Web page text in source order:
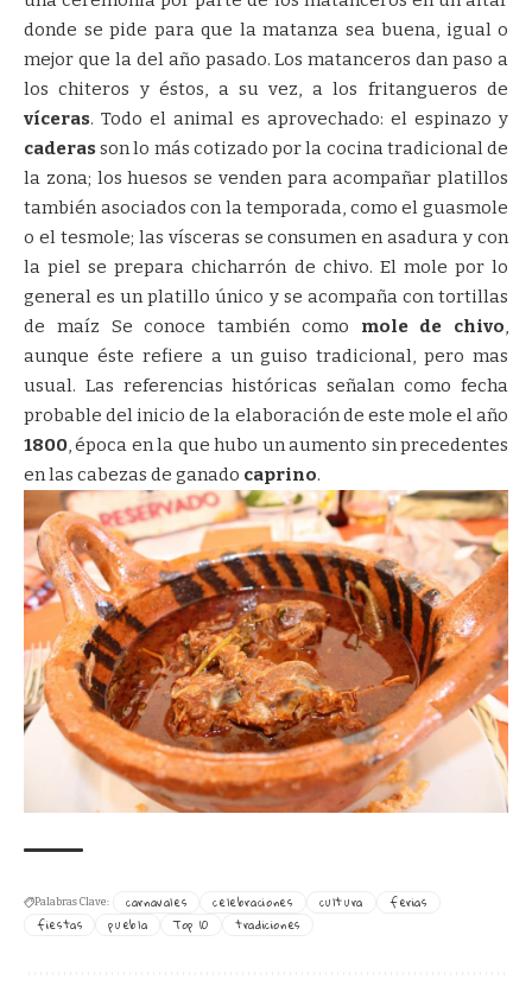
donde se pide para que la matanza sea buena, igual o
mejor que la del año pasado. Los matanceros dan paso a
los chiteros y éstos, a su vez, a los fritangueros de
víceras. Todo el animal es aprovechado: el espinazo y
caderasson lo más cotizado por la cocina tradicional de
la zona; los huesos se venden para acompañar platillos
también asociados con la temporada, como el guasmole
o el tesmole; las vísceras se consumen en asadura y con
la piel se prepara chicharrón de chivo. El mole por lo
general es un platillo único y se acompaña con tortillas
de maíz Se conoce también como mole de chivo,
aunque éste refiere a un guiso tradicional, pero mas
usual. Las referencias históricas señalan como fecha
probable del inicio de la elaboración de este mole el año
1800, época en la que hubo un aumento sin precedentes
en las cabezas de ganado caprino.
Palabras Clave: carnavales celebraciones cultura
ferias
fiestas
puebla Top 10 tradiciones